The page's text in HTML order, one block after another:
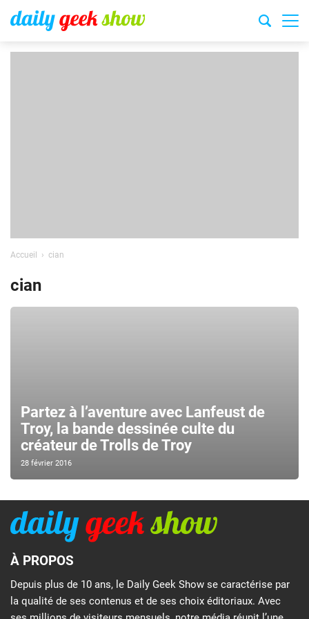
Accueil cian
cian
Partez à l’aventure avec Lanfeust de
Troy, la bande dessinée culte du
créateur de Trolls de Troy
28 février 2016
À PROPOS
Depuis plus de 10 ans, le Daily Geek Show se caractérise par
la qualité de ses contenus et de ses choix éditoriaux. Avec